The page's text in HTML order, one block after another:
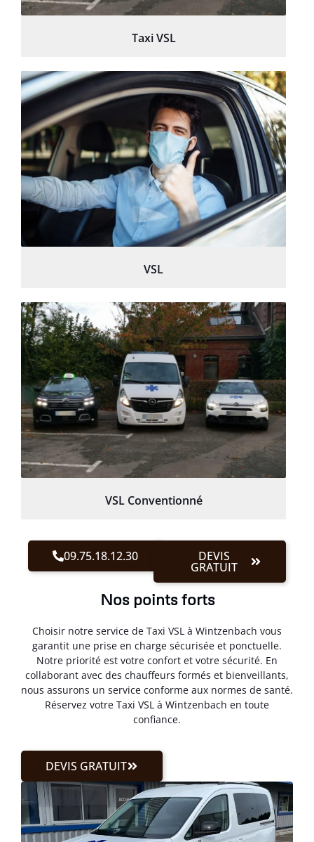
Taxi VSL
VSL
VSL Conventionné
09.75.18.12.30 DEVIS
GRATUIT
Nos points forts
Choisir notre service de Taxi VSL à Wintzenbach vous
garantit une prise en charge sécurisée et ponctuelle.
Notre priorité est votre confort et votre sécurité. En
collaborant avec des chauffeurs formés et bienveillants,
nous assurons un service conforme aux normes de santé.
Réservez votre Taxi VSL à Wintzenbach en toute
confiance.
DEVIS GRATUIT